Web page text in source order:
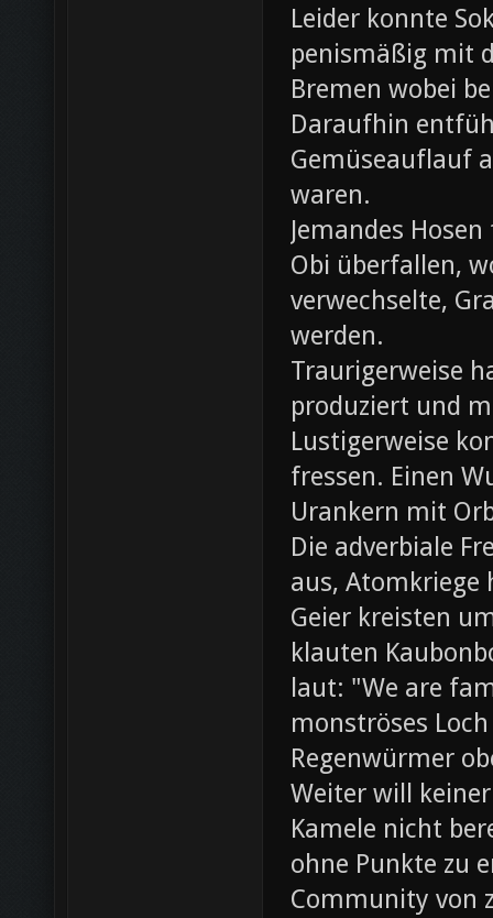
Leider konnte
penismäßig mit
Bremen wobei
Daraufhin
Gemüseauflauf
waren.
Jemandes
Obi überfallen,
verwechselte,
werden.
Traurigerweise
produziert und
Lustigerweise
fressen. Einen
Urankern mit
Die adverbiale
aus,
Geier kreisten
klauten
laut: "We are
monströses
Regenwürmer
Weiter will
Kamele nicht
ohne Punkte zu
Community von